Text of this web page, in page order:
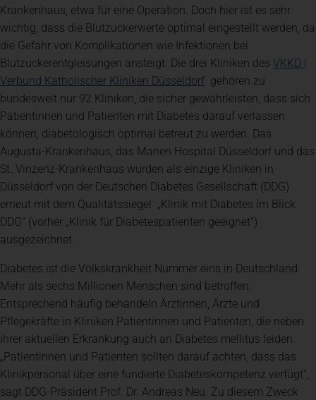
Patientenportal
Krankenhaus, etwa für eine Operation. Doch hier ist es sehr
wichtig, dass die Blutzuckerwerte optimal eingestellt werden, da
die Gefahr von Komplikationen wie Infektionen bei
Blutzuckerentgleisungen ansteigt. Die drei Kliniken des VKKD |
Verbund Katholischer Kliniken Düsseldorf(öffnet in einem
gehören zu
bundesweit nur 92 Kliniken, die sicher gewährleisten, dass sich
Patientinnen und Patienten mit Diabetes darauf verlassen
können, diabetologisch optimal betreut zu werden. Das
Augusta-Krankenhaus, das Marien Hospital Düsseldorf und das
St. Vinzenz-Krankenhaus wurden als einzige Kliniken in
Düsseldorf von der Deutschen Diabetes Gesellschaft (DDG)
erneut mit dem Qualitätssiegel „Klinik mit Diabetes im Blick
DDG“ (vorher „Klinik für Diabetespatienten geeignet“)
ausgezeichnet.
Diabetes ist die Volkskrankheit Nummer eins in Deutschland:
Mehr als sechs Millionen Menschen sind betroffen.
Entsprechend häufig behandeln Ärztinnen, Ärzte und
Pflegekräfte in Kliniken Patientinnen und Patienten, die neben
ihrer aktuellen Erkrankung auch an Diabetes mellitus leiden.
„Patientinnen und Patienten sollten darauf achten, dass das
Klinikpersonal über eine fundierte Diabeteskompetenz verfügt“,
sagt DDG-Präsident Prof. Dr. Andreas Neu. Zu diesem Zweck